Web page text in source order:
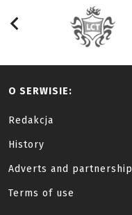
O SERWISIE:
Redakcja
History
Adverts and partnership
Terms of use